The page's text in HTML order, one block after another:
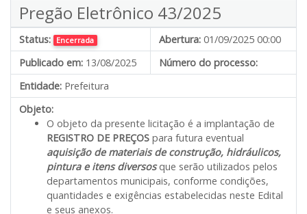
Pregão Eletrônico 43/2025
Status: Encerrada Abertura: 01/09/2025 00:00
Publicado em: 13/08/2025
Número do processo:
Entidade: Prefeitura
Objeto:
O objeto da presente licitação é a implantação de
REGISTRO DE PREÇOS para futura eventual
aquisição de materiais de construção, hidráulicos,
pintura e itens diversosque serão utilizados pelos
departamentos municipais, conforme condições,
quantidades e exigências estabelecidas neste Edital
e seus anexos.